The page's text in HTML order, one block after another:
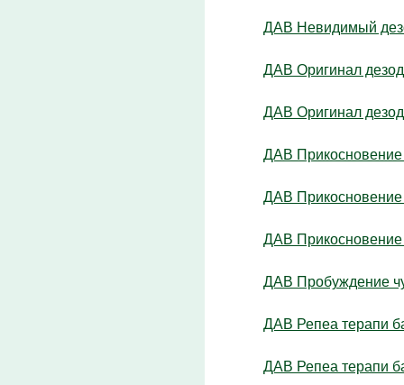
ДАВ Невидимый
ДАВ Оригинал
ДАВ Оригинал
ДАВ Прикосновение
ДАВ Прикосновение
ДАВ Прикосновение
ДАВ Пробуждение
ДАВ Репеа терапи
ДАВ Репеа терапи